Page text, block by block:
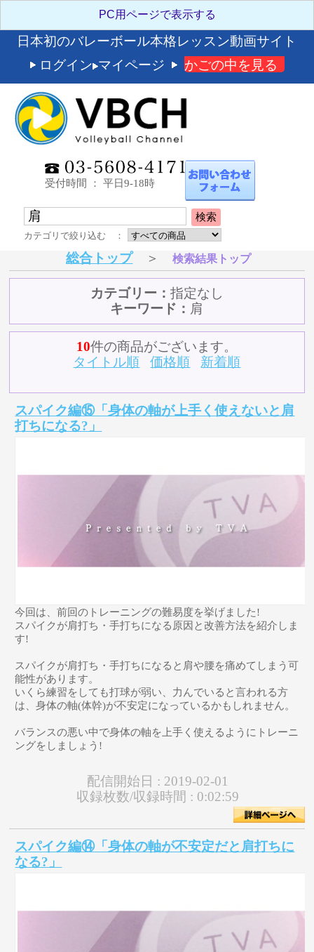
日本初のバレーボール本格レッスン動画サイト
ログイン マイページ かごの中を見る
受付時間 ： 平日9-18時
検索
カテゴリで絞り込む ：
総合トップ＞検索結果トップ
カテゴリー： 指定なし
キーワード： 肩
10件の商品がございます。
タイトル順
価格順 新着順
スパイク編⑮「身体の軸が上手く使えないと肩
打ちになる?」
今回は、前回のトレーニングの難易度を挙げました!
スパイクが肩打ち・手打ちになる原因と改善方法を紹介しま
す!
スパイクが肩打ち・手打ちになると肩や腰を痛めてしまう可
能性があります。
いくら練習をしても打球が弱い、力んでいると言われる方
は、身体の軸(体幹)が不安定になっているかもしれません。
バランスの悪い中で身体の軸を上手く使えるようにトレーニ
ングをしましょう!
配信開始日 : 2019-02-01
収録枚数/収録時間 : 0:02:59
スパイク編⑭「身体の軸が不安定だと肩打ちに
なる?」